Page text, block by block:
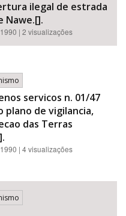
ilegal de estrada
Nawe.[].
| 2 visualizações
servicos n. 01/47
plano de vigilancia,
das Terras
| 4 visualizações